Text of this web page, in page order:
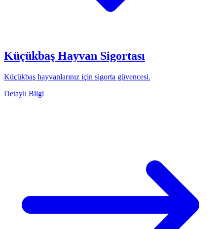
Küçükbaş Hayvan Sigortası
Küçükbaş hayvanlarınız için sigorta güvencesi.
Detaylı Bilgi